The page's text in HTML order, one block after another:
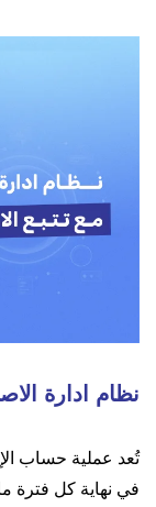
نظام ادارة
تُعد عملية حساب
في نهاية كل فترة